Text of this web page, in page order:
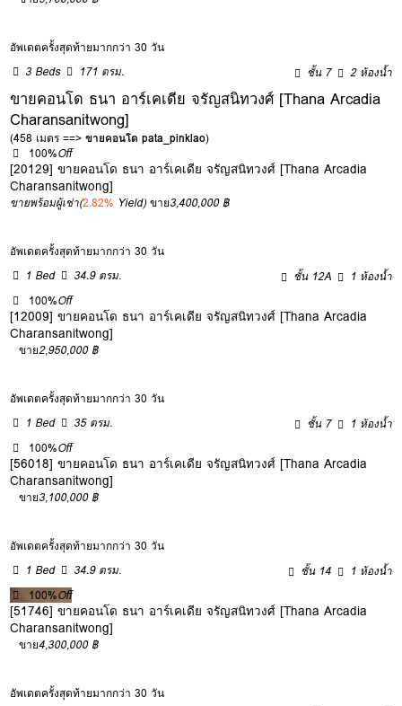
อัพเดตครั้งสุดท้ายมากกว่า 30 วัน
3 Beds
171 ตรม. ชั้น 7 2 ห้องน้ำ
ขายคอนโด ธนา อาร์เคเดีย จรัญสนิทวงศ์ [Thana Arcadia
Charansanitwong]
(458 เมตร ==>ขายคอนโด pata_pinklao)
100%Off
[20129] ขายคอนโด ธนา อาร์เคเดีย จรัญสนิทวงศ์ [Thana Arcadia
Charansanitwong]
ขายพร้อมผู้เช่า(2.82% Yield) ขาย3,400,000 ฿
อัพเดตครั้งสุดท้ายมากกว่า 30 วัน
1 Bed
34.9 ตรม. ชั้น 12A
1 ห้องน้ำ
100%Off
[12009] ขายคอนโด ธนา อาร์เคเดีย จรัญสนิทวงศ์ [Thana Arcadia
Charansanitwong]
ขาย2,950,000 ฿
อัพเดตครั้งสุดท้ายมากกว่า 30 วัน
1 Bed
35 ตรม. ชั้น 7
1 ห้องน้ำ
100%Off
[56018] ขายคอนโด ธนา อาร์เคเดีย จรัญสนิทวงศ์ [Thana Arcadia
Charansanitwong]
ขาย3,100,000 ฿
อัพเดตครั้งสุดท้ายมากกว่า 30 วัน
1 Bed
34.9 ตรม. ชั้น 14
1 ห้องน้ำ
100%Off
[51746] ขายคอนโด ธนา อาร์เคเดีย จรัญสนิทวงศ์ [Thana Arcadia
Charansanitwong]
ขาย4,300,000 ฿
อัพเดตครั้งสุดท้ายมากกว่า 30 วัน